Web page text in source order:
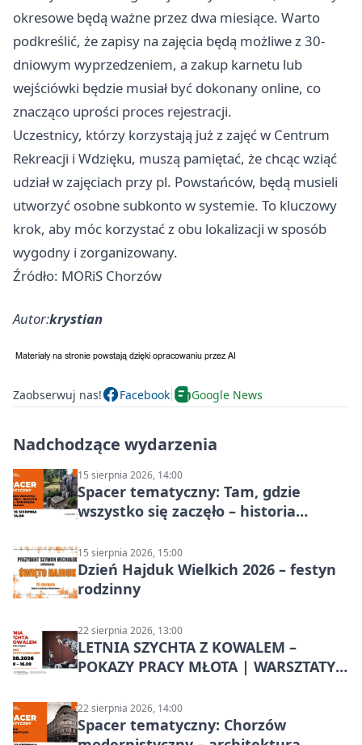
okresowe będą ważne przez dwa miesiące. Warto
podkreślić, że zapisy na zajęcia będą możliwe z 30-
dniowym wyprzedzeniem, a zakup karnetu lub
wejściówki będzie musiał być dokonany online, co
znacząco uprości proces rejestracji.
Uczestnicy, którzy korzystają już z zajęć w Centrum
Rekreacji i Wdzięku, muszą pamiętać, że chcąc wziąć
udział w zajęciach przy pl. Powstańców, będą musieli
utworzyć osobne subkonto w systemie. To kluczowy
krok, aby móc korzystać z obu lokalizacji w sposób
wygodny i zorganizowany.
Źródło: MORiS Chorzów
Autor:krystian
Zaobserwuj nas! Facebook Google News
Nadchodzące wydarzenia
15 sierpnia 2026, 14:00
Spacer tematyczny: Tam, gdzie
wszystko się zaczęło – historia
15 sierpnia 2026, 15:00
Dzień Hajduk Wielkich 2026 – festyn
rodzinny
22 sierpnia 2026, 13:00
LETNIA SZYCHTA Z KOWALEM –
POKAZY PRACY MŁOTA | WARSZTATY
22 sierpnia 2026, 14:00
Spacer tematyczny: Chorzów